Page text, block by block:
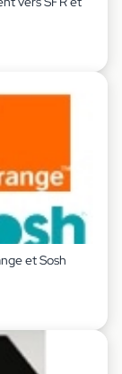
et Sosh